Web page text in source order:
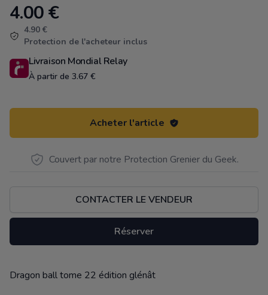
Product information
4.00€
4.90 €
Protection de l'acheteur inclus
Livraison Mondial Relay
À partir de 3.67 €
Acheter l'article
Couvert par notre Protection Grenier du Geek.
CONTACTER LE VENDEUR
Réserver
Description
Dragon ball tome 22 édition glénât